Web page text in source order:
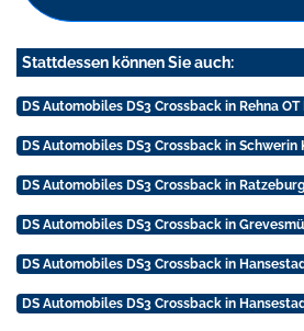
Stattdessen können Sie auch:
DS Automobiles DS3 Crossback in Rehna
DS Automobiles DS3 Crossback in Schwerin
DS Automobiles DS3 Crossback in
DS Automobiles DS3 Crossback in
DS Automobiles DS3 Crossback in
DS Automobiles DS3 Crossback in